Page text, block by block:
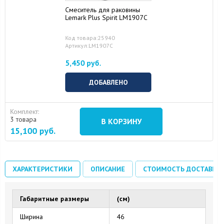
Смеситель для раковины
Lemark Plus Spirit LM1907C
Код товара:25940
Артикул:LM1907C
5,450 руб.
ДОБАВЛЕНО
Комплект:
3 товара
15,100 руб.
В КОРЗИНУ
ХАРАКТЕРИСТИКИ ОПИСАНИЕ СТОИМОСТЬ
Габаритные размеры (см)
Ширина 46